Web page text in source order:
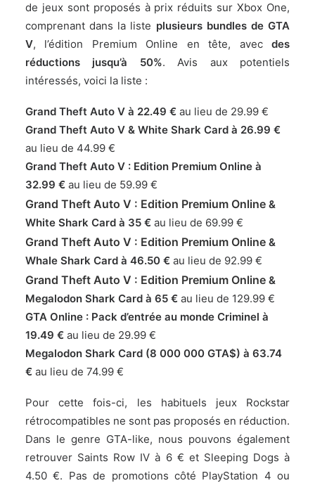
de jeux sont proposés à prix réduits sur Xbox One,
comprenant dans la liste plusieurs bundles de GTA
V, l’édition Premium Online en tête, avec des
réductions jusqu’à 50%. Avis aux potentiels
intéressés, voici la liste :
Grand Theft Auto V à 22.49 € au lieu de 29.99 €
Grand Theft Auto V & White Shark Card à 26.99 €
au lieu de 44.99 €
Grand Theft Auto V : Edition Premium Online à
32.99 € au lieu de 59.99 €
Grand Theft Auto V : Edition Premium Online &
White Shark Card à 35 € au lieu de 69.99 €
Grand Theft Auto V : Edition Premium Online &
Whale Shark Card à 46.50 € au lieu de 92.99 €
Grand Theft Auto V : Edition Premium Online &
Megalodon Shark Card à 65 € au lieu de 129.99 €
GTA Online : Pack d’entrée au monde Criminel à
19.49 € au lieu de 29.99 €
Megalodon Shark Card (8 000 000 GTA$) à 63.74
€ au lieu de 74.99 €
Pour cette fois-ci, les habituels jeux Rockstar
rétrocompatibles ne sont pas proposés en réduction.
Dans le genre GTA-like, nous pouvons également
retrouver Saints Row IV à 6 € et Sleeping Dogs à
4.50 €. Pas de promotions côté PlayStation 4 ou